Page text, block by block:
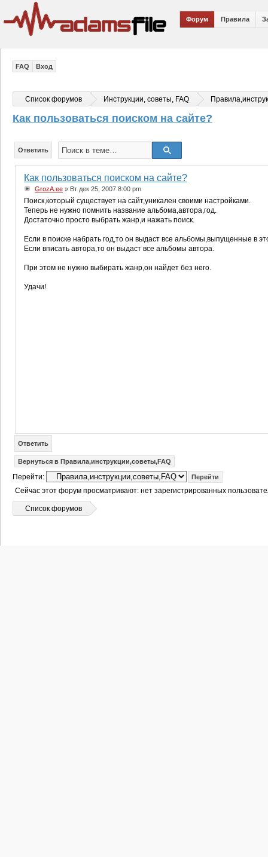
Форум Правила
FAQ Вход
Список форумов Инструкции, советы, FAQ
Как пользоваться поиском на сайте?
Ответить
Как пользоваться поиском на сайте?
GrozA.ee » Вт дек 25, 2007 8:00 pm
Поиск,который существует на сайт,уникален своими настройками.
Теперь не нужно помнить название альбома,автора,год.
Достаточно просто выбрать жанр,и нажать поиск.
Если в поиске набрать год,то он выдаст все альбомы,выпущенные в
Если вписать автора,то он выдаст все альбомы автора.
При этом не нужно выбирать жанр,он найдет без него.
Удачи!
Ответить
Вернуться в Правила,инструкции,советы,FAQ
Перейти:
Сейчас этот форум просматривают: нет зарегистрированных
Список форумов